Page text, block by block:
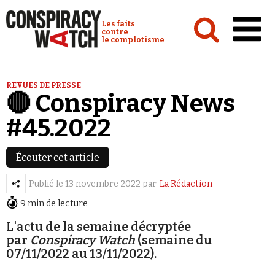
Conspiracy Watch :
Les faits
contre
le complotisme
Analyses
Conspipédia
Vidéos
Émissions
REVUES DE PRESSE
🔴 Conspiracy News
#45.2022
Écouter cet article
Publié le 13 novembre 2022 par La Rédaction
9 min de lecture
L'actu de la semaine décryptée
par Conspiracy Watch (semaine du
07/11/2022 au 13/11/2022).